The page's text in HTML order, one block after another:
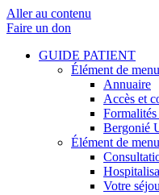
Aller au contenu
Faire un don
GUIDE PATIENT
Élément de menu
Annuaire
Accès et
Bergonié
Élément de menu
Votre